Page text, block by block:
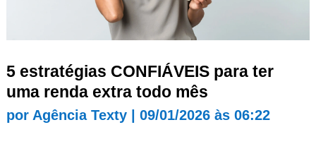
5 estratégias CONFIÁVEIS para ter
uma renda extra todo mês
por Agência Texty| 09/01/2026 às 06:22